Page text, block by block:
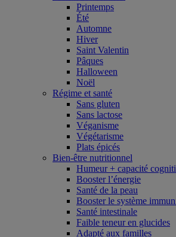
Printemps
Été
Automne
Hiver
Saint Valentin
Pâques
Halloween
Noël
Régime et santé
Sans gluten
Sans lactose
Véganisme
Végétarisme
Plats épicés
Bien-être nutritionnel
Humeur + capacité
Booster l’énergie
Santé de la peau
Booster le système
Santé intestinale
Faible teneur en glucides
Adapté aux familles